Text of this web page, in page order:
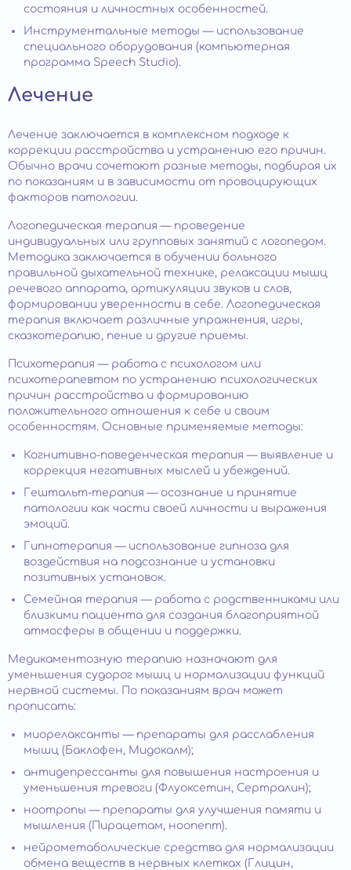
состояния и личностных особенностей.
Инструментальные методы — использование
специального оборудования (компьютерная
программа Speech Studio).
Лечение
Лечение заключается в комплексном подходе к
коррекции расстройства и устранению его причин.
Обычно врачи сочетают разные методы, подбирая их
по показаниям и в зависимости от провоцирующих
факторов патологии.
Логопедическая терапия — проведение
индивидуальных или групповых занятий с логопедом.
Методика заключается в обучении больного
правильной дыхательной технике, релаксации мышц
речевого аппарата, артикуляции звуков и слов,
формировании уверенности в себе. Логопедическая
терапия включает различные упражнения, игры,
сказкотерапию, пение и другие приемы.
Психотерапия — работа с психологом или
психотерапевтом по устранению психологических
причин расстройства и формированию
положительного отношения к себе и своим
особенностям. Основные применяемые методы:
Когнитивно-поведенческая терапия — выявление и
коррекция негативных мыслей и убеждений.
Гештальт-терапия — осознание и принятие
патологии как части своей личности и выражения
эмоций.
Гипнотерапия — использование гипноза для
воздействия на подсознание и установки
позитивных установок.
Семейная терапия — работа с родственниками или
близкими пациента для создания благоприятной
атмосферы в общении и поддержки.
Медикаментозную терапию назначают для
уменьшения судорог мышц и нормализации функций
нервной системы. По показаниям врач может
прописать:
миорелаксанты — препараты для расслабления
мышц (Баклофен, Мидокалм);
антидепрессанты для повышения настроения и
уменьшения тревоги (Флуоксетин, Сертралин);
ноотропы — препараты для улучшения памяти и
мышления (Пирацетам, ноопепт).
нейрометаболические средства для нормализации
обмена веществ в нервных клетках (Глицин,